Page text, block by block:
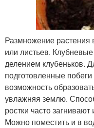
Размножение растения
или листьев.
делением клубеньков.
подготовленные
возможность
увлажняя землю.
ростки часто
Можно поместить и в